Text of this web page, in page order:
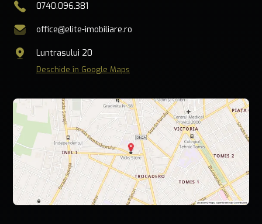
0740.096.381
office@elite-imobiliare.ro
Luntrasului 20
Deschide în Google Maps